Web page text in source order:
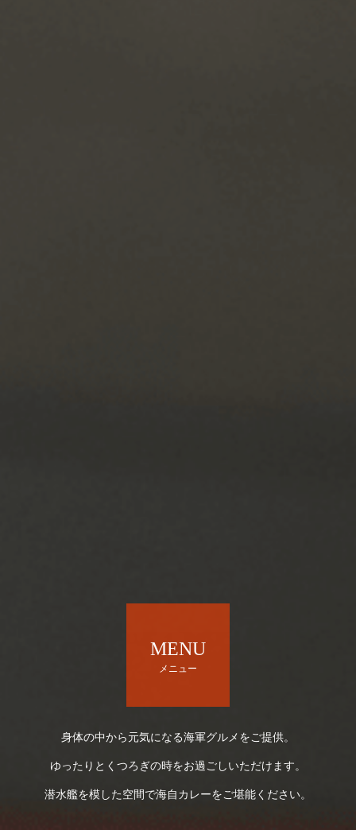
MENU
メニュー
身体の中から元気になる海軍グルメをご提供。
ゆったりとくつろぎの時をお過ごしいただけます。
潜水艦を模した空間で海自カレーをご堪能ください。